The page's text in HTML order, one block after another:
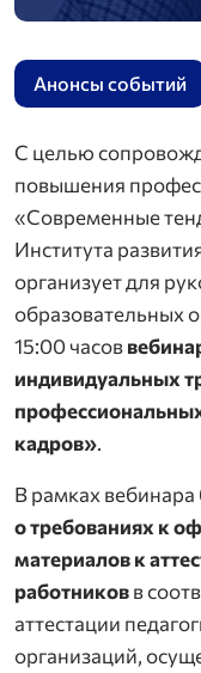
Анонсы событий
С целью
повышения
«Современные
Института
организует для
образовательных
15:00 часов
индивидуальных
кадров».
В рамках
о требованиях к
материалов к
работниковв
аттестации
организаций,